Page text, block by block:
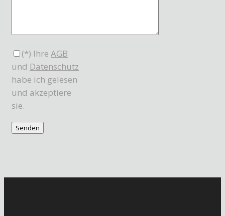
(*) Ihre AGB
und Datenschutz
habe ich gelesen
und akzeptiere
sie.